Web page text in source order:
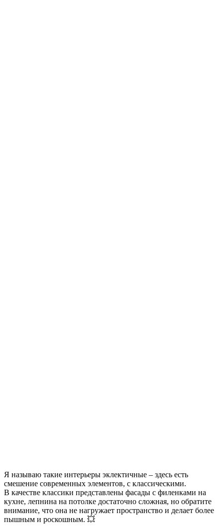
Я называю такие интерьеры эклектичные – здесь есть
смешение современных элементов, с классическими.
В качестве классики представлены фасады с филенками на
кухне, лепнина на потолке достаточно сложная, но обратите
внимание, что она не нагружает пространство и делает более
пышным и роскошным. 💥